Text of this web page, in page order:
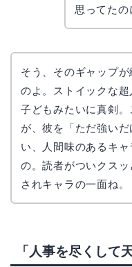
思ってたの
そう、そのギャップ
のよ。ストイックな
子どもみたいに真剣
が、彼を「ただ強い
い、人間味のあるキ
の。読者がついクス
されキャラの一面ね。
「人事を尽くして